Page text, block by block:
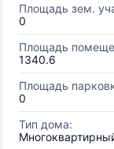
Площадь зем.
0
Площадь
1340.6
Площадь
0
Тип дома: